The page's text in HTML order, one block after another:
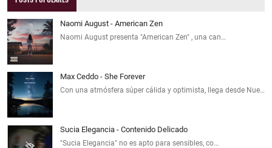
Naomi August - American Zen
Naomi August presenta "American Zen" , una can…
Max Ceddo - She Forever
Con una atmósfera súper cálida y optimista, llega desde Nue…
Sucia Elegancia - Contenido Delicado
"Sucia Elegancia" no es apto para sensibles, co…